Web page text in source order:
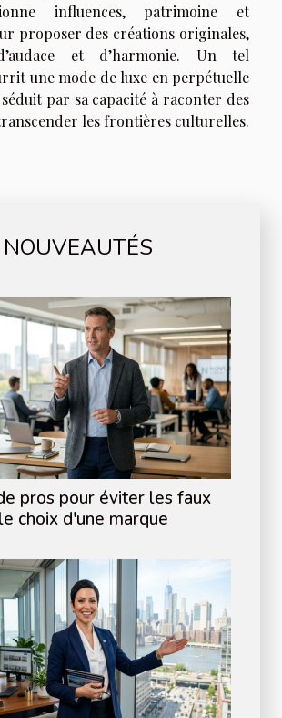
influences, patrimoine et
proposer des créations originales,
et d’harmonie. Un tel
une mode de luxe en perpétuelle
par sa capacité à raconter des
les frontières culturelles.
NOUVEAUTÉS
pros pour éviter les faux
choix d'une marque